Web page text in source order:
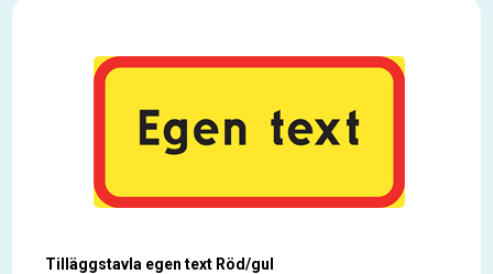
Tilläggstavla egen text Röd/gul